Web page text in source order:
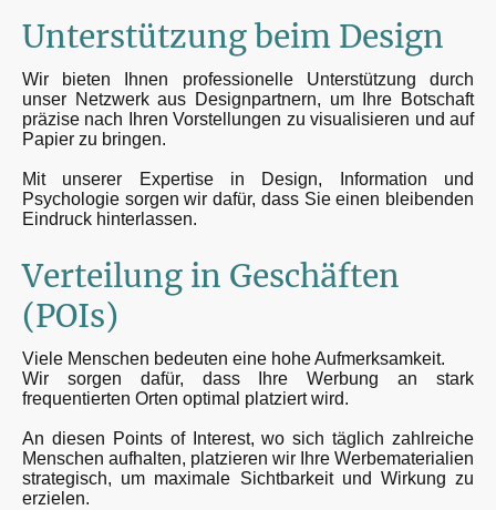
Unterstützung beim Design
Wir bieten Ihnen professionelle Unterstützung durch
unser Netzwerk aus Designpartnern, um Ihre Botschaft
präzise nach Ihren Vorstellungen zu visualisieren und auf
Papier zu bringen.
Mit unserer Expertise in Design, Information und
Psychologie sorgen wir dafür, dass Sie einen bleibenden
Eindruck hinterlassen.
Verteilung in Geschäften
(POIs)
Viele Menschen bedeuten eine hohe Aufmerksamkeit.
Wir sorgen dafür, dass Ihre Werbung an stark
frequentierten Orten optimal platziert wird.
An diesen Points of Interest, wo sich täglich zahlreiche
Menschen aufhalten, platzieren wir Ihre Werbematerialien
strategisch, um maximale Sichtbarkeit und Wirkung zu
erzielen.